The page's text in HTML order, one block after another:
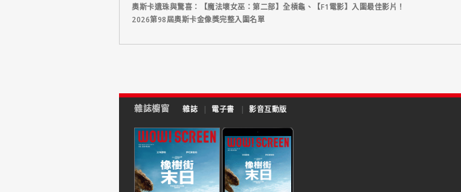
奧斯卡遺珠與驚喜：【魔法壞女巫：第二部】全槓龜、【F1電影】入圍最佳影片！
2026第98屆奧斯卡金像獎完整入圍名單
雜誌櫥窗 雜誌 | 電子書 | 影音互動版